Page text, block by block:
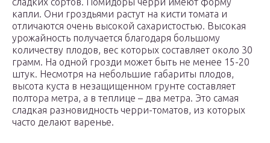
капли. Они гроздьями растут на кисти томата и
отличаются очень высокой сахаристостью. Высокая
урожайность получается благодаря большому
количеству плодов, вес которых составляет около 30
грамм. На одной грозди может быть не менее 15-20
штук. Несмотря на небольшие габариты плодов,
высота куста в незащищенном грунте составляет
полтора метра, а в теплице – два метра. Это самая
сладкая разновидность черри-томатов, из которых
часто делают варенье.